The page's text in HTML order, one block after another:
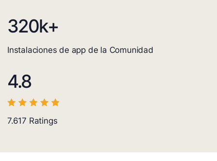
320k+
Instalaciones de app de la Comunidad
4.8
7.617 Ratings